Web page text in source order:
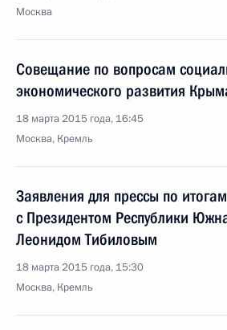
Москва
Совещание по вопросам
экономического развития
18 марта 2015 года, 16:45
Москва, Кремль
Заявления для прессы по
с Президентом Республики
Леонидом Тибиловым
18 марта 2015 года, 15:30
Москва, Кремль